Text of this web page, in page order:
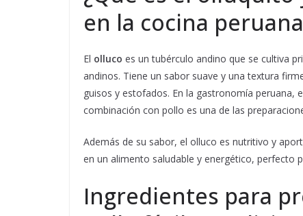
en la cocina
El olluco es un tubérculo andino que se cultiva
andinos. Tiene un sabor suave y una textura
guisos y estofados. En la gastronomía peruana,
combinación con pollo es una de las
Además de su sabor, el olluco es nutritivo y
en un alimento saludable y energético, perfecto
Ingredientes para